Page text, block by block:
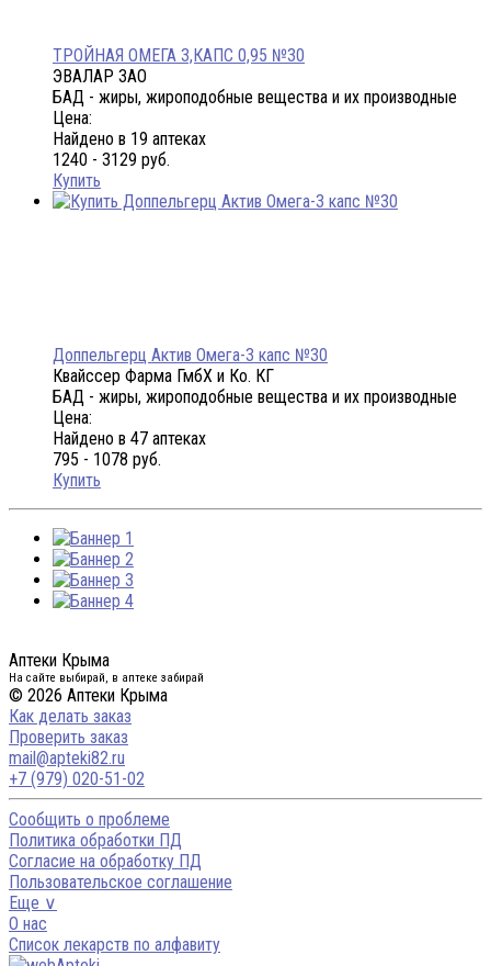
ТРОЙНАЯ ОМЕГА 3,КАПС 0,95 №30
ЭВАЛАР ЗАО
БАД - жиры, жироподобные вещества и их производные
Цена:
Найдено в 19 аптеках
1240 - 3129 руб.
Купить
Доппельгерц Актив Омега-3 капс №30
Квайссер Фарма ГмбХ и Ко. КГ
БАД - жиры, жироподобные вещества и их производные
Цена:
Найдено в 47 аптеках
795 - 1078 руб.
Купить
Аптеки Крыма
На сайте выбирай, в аптеке забирай
© 2026 Аптеки Крыма
Как делать заказ
Проверить заказ
mail@apteki82.ru
+7 (979) 020-51-02
Сообщить о проблеме
Политика обработки ПД
Согласие на обработку ПД
Пользовательское соглашение
Еще ∨
О нас
Список лекарств по алфавиту